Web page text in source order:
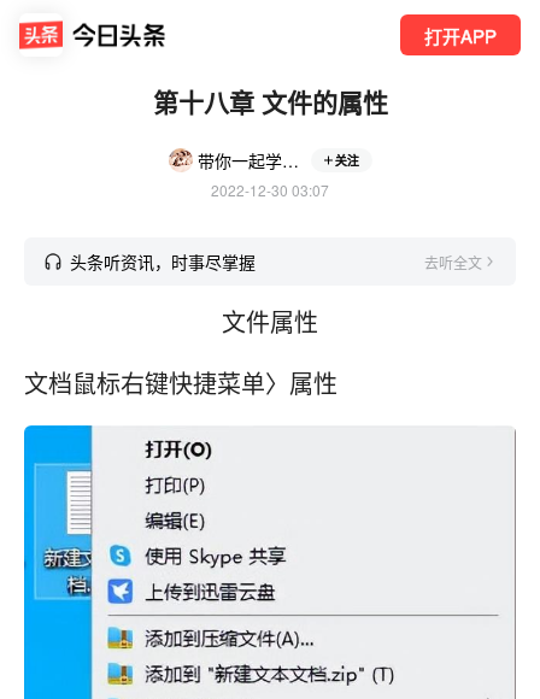
打开APP
第十八章 文件的属性
带你一起学电脑 关注
2022-12-30 03:07
头条听资讯，时事尽掌握 去听全文
文件属性
文档鼠标右键快捷菜单〉属性